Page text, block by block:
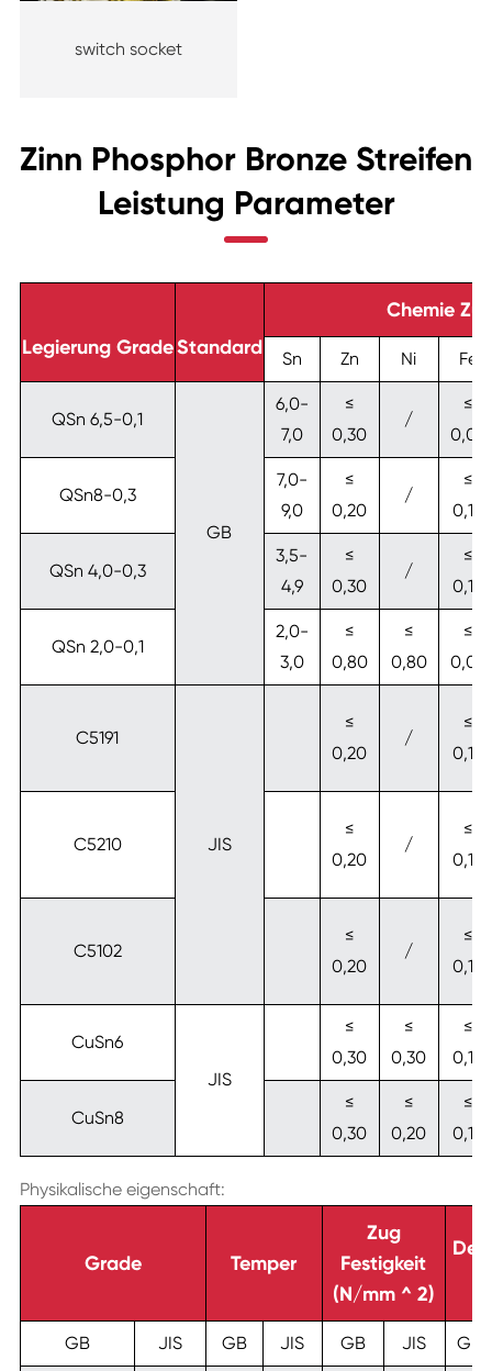
switch socket
Zinn Phosphor Bronze Streifen
Leistung Parameter
Legierung GradeStandard
Chemie
Sn Zn Ni Fe
QSn 6,5-0,1
GB
6,0-
7,0
≤
0,30
/
≤
0,05
QSn8-0,3
7,0-
9,0
≤
0,20
/
≤
0,10
QSn 4,0-0,3
3,5-
4,9
≤
0,30
/
≤
0,10
QSn 2,0-0,1
2,0-
3,0
≤
0,80
≤
0,80
≤
0,05
C5191
JIS
≤
0,20
/
≤
0,10
C5210
≤
0,20
/
≤
0,10
C5102
≤
0,20
/
≤
0,10
CuSn6
JIS
≤
0,30
≤
0,30
≤
0,10
CuSn8
≤
0,30
≤
0,20
≤
0,10
Physikalische eigenschaft:
Grade Temper
Zug
Festigkeit
(N/mm ^ 2)
GB JIS GB JIS GB JIS GB